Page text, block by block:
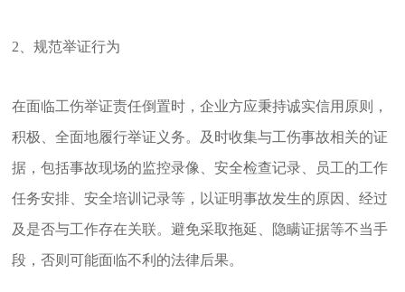
2、规范举证行为
在面临工伤举证责任倒置时，企业方应秉持诚实信用原则，
积极、全面地履行举证义务。及时收集与工伤事故相关的证
据，包括事故现场的监控录像、安全检查记录、员工的工作
任务安排、安全培训记录等，以证明事故发生的原因、经过
及是否与工作存在关联。避免采取拖延、隐瞒证据等不当手
段，否则可能面临不利的法律后果。